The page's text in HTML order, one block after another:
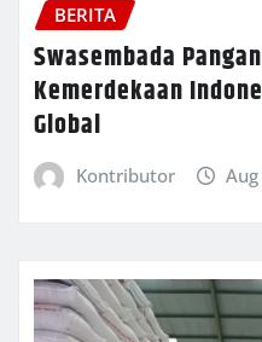
BERITA
Swasembada
Kemerdekaan
Global
Kontributor